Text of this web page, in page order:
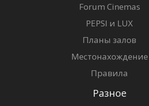
Forum Cinemas
PEPSI и LUX
Планы залов
Местонахождение
Правила
Разное